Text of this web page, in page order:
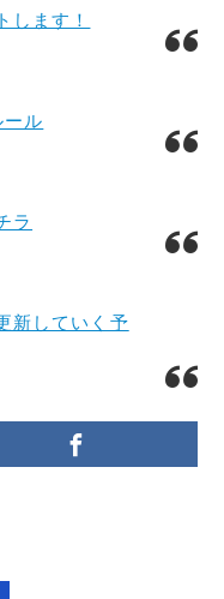
します！
ール
ラ
新していく予